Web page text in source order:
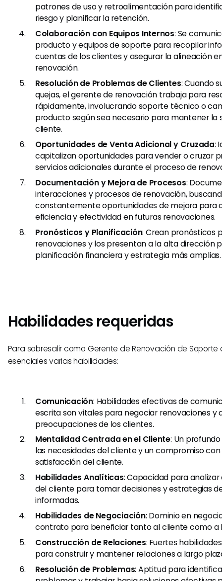
patrones de uso y retroalimentación para
riesgo y planificar la retención.
Colaboración con Equipos Internos: Se
producto y equipos de soporte para recopilar
cuentas de los clientes y asegurar la alineación
renovación.
Resolución de Problemas de Clientes: Cuando
quejas, el gerente de renovación trabaja para
rápidamente, involucrando soporte técnico o
producto según sea necesario para mantener la
cliente.
Oportunidades de Venta Adicional y Cruzada:
capitalizan oportunidades para vender o cruzar
servicios adicionales durante el proceso de
Documentación y Mejora de Procesos:
interacciones y procesos de renovación,
constantemente oportunidades de mejora para
eficiencia y efectividad en futuras renovaciones.
Pronósticos y Planificación: Crean pronósticos
renovaciones y los presentan a la alta dirección
planificación financiera y estrategia más amplias.
Habilidades requeridas
Para sobresalir como Gerente de Renovación de Soporte
esenciales varias habilidades:
Comunicación: Habilidades efectivas de
escrita son vitales para negociar renovaciones y
preocupaciones de los clientes.
Mentalidad Centrada en el Cliente: Un
las necesidades del cliente y un compromiso
satisfacción del cliente.
Habilidades Analíticas: Capacidad para
del cliente para tomar decisiones y estrategias
informadas.
Habilidades de Negociación: Dominio en
contrato para beneficiar tanto al cliente como a
Construcción de Relaciones: Fuertes
para construir y mantener relaciones a largo
Resolución de Problemas: Aptitud para